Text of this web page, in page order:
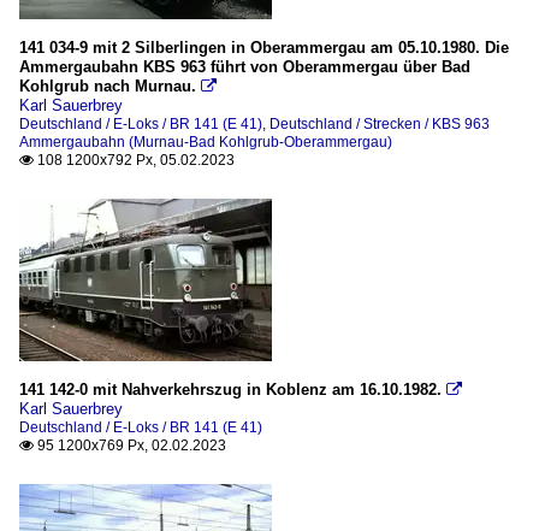
141 034-9 mit 2 Silberlingen in Oberammergau am 05.10.1980. Die
Ammergaubahn KBS 963 führt von Oberammergau über Bad
Kohlgrub nach Murnau. 
Karl Sauerbrey
Deutschland / E-Loks / BR 141 (E 41), Deutschland / Strecken / KBS 963
Ammergaubahn (Murnau-Bad Kohlgrub-Oberammergau)
 108 1200x792 Px, 05.02.2023
141 142-0 mit Nahverkehrszug in Koblenz am 16.10.1982. 
Karl Sauerbrey
Deutschland / E-Loks / BR 141 (E 41)
 95 1200x769 Px, 02.02.2023